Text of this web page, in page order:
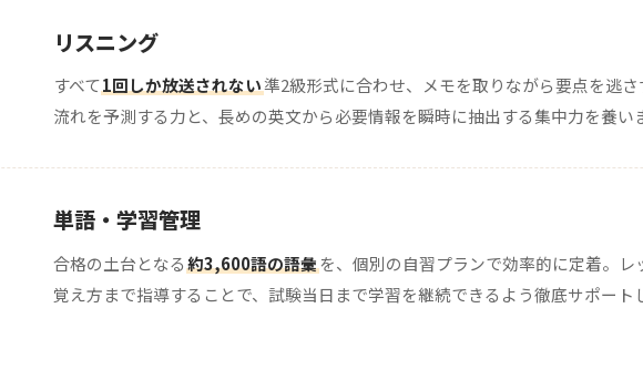
リスニング
すべて1回しか放送されない準2級形式に合わせ、メモを取りながら要点を逃
流れを予測する力と、長めの英文から必要情報を瞬時に抽出する集中力を養い
単語・学習管理
合格の土台となる 約3,600語の語彙を、個別の自習プランで効率的に定着。
覚え方まで指導することで、試験当日まで学習を継続できるよう徹底サポート